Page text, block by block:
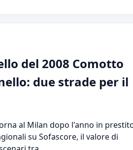
del 2008 Comotto
due strade per il
al Milan dopo l'anno in
su Sofascore, il valore di